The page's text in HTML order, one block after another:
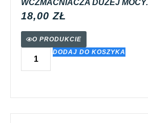
WCZMACNIACZA DUŻEJ MOCY.
18,00ZŁ
O PRODUKCIE
DODAJ DO KOSZYKA